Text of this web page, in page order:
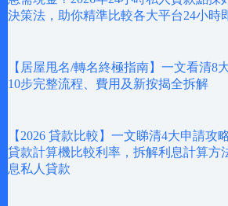
決策法，助你精準比較各大平台24小時
【居屋甩名/轉名終極指南】一文看清8
10步完整流程、費用及新按揭全拆解
【2026 貸款比較】一文睇清4大申請攻
貸款計算機比較利率，拆解利息計算方
息私人貸款